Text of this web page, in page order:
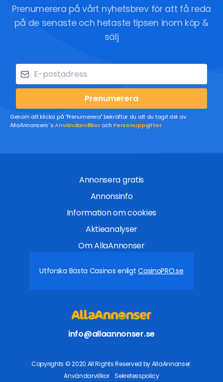
Prenumerera på vårt nyhetsbrev för att få reda
på de senaste och hetaste tipsen inom köp &
sälj
Prenumerera
Genom att klicka på "Prenumerera" bekräftar du att du tagit del av
AllaAnnonsers´sAnvändarvillkoroch Personuppgifter
Annonsera gratis
Annonsinfo
Information om cookies
Aktieanalyser
Om AllaAnnonser
Utforska Bästa Casinos enligtCasinoPRO.se
info@allaannonser.se
Copyrights © 2020 All Rights Reserved by AllaAnnonser.
Användarvillkor
Sekretesspolicy